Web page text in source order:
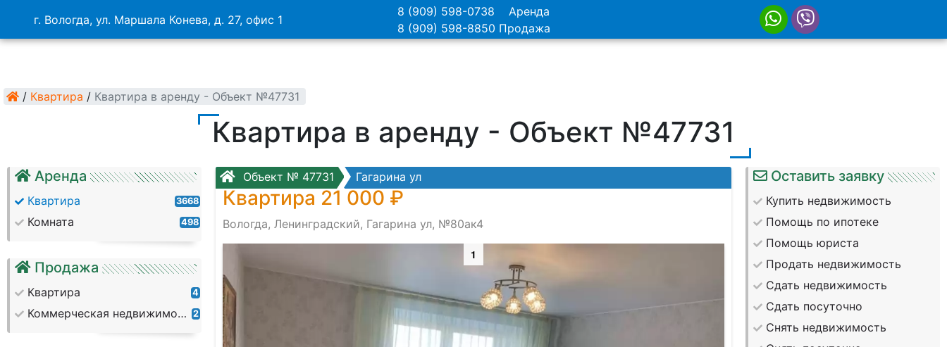
г. Вологда, ул. Маршала Конева, д. 27, офис 1
8 (909) 598-0738 Аренда
8 (909) 598-8850 Продажа
/ Квартира / Квартира в аренду - Объект №47731
Квартира в аренду - Объект №47731
Аренда
Квартира 3668
Комната 498
Продажа
Квартира 4
Коммерческая недвижимость 2
Объект № 47731 Гагарина ул
Квартира 21 000 ₽
Вологда, Ленинградский, Гагарина ул, №80ак4
1
Оставить заявку
Купить недвижимость
Помощь по ипотеке
Помощь юриста
Продать недвижимость
Сдать недвижимость
Сдать посуточно
Снять недвижимость